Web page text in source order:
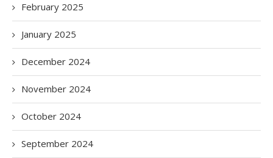
February 2025
January 2025
December 2024
November 2024
October 2024
September 2024